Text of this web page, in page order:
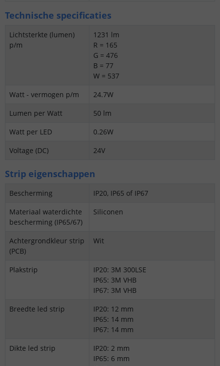
Technische specificaties
Lichtsterkte (lumen)
p/m
1231 lm
R = 165
G = 476
B = 77
W = 537
Watt - vermogen p/m
24.7W
Lumen per Watt
50 lm
Watt per LED
0.26W
Voltage (DC)
24V
Strip eigenschappen
Bescherming
IP20, IP65 of IP67
Materiaal waterdichte
bescherming (IP65/67)
Siliconen
Achtergrondkleur strip
(PCB)
Wit
Plakstrip
IP20: 3M 300LSE
IP65: 3M VHB
IP67: 3M VHB
Breedte led strip
IP20: 12 mm
IP65: 14 mm
IP67: 14 mm
Dikte led strip
IP20: 2 mm
IP65: 6 mm